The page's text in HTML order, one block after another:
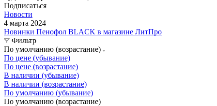
Подписаться
Новости
4 марта 2024
Новинки Пенофол BLACK в магазине ЛитПро
Фильтр
По умолчанию (возрастание)
По цене (убывание)
По цене (возрастание)
В наличии (убывание)
В наличии (возрастание)
По умолчанию (убывание)
По умолчанию (возрастание)